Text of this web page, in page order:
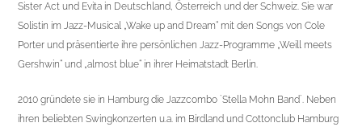
Sister Act und Evita in Deutschland, Österreich und der Schweiz. Sie war
Solistin im Jazz-Musical „Wake up and Dream“ mit den Songs von Cole
Porter und präsentierte ihre persönlichen Jazz-Programme „Weill meets
Gershwin“ und „almost blue“ in ihrer Heimatstadt Berlin.
2010 gründete sie in Hamburg die Jazzcombo `Stella Mohn Band`. Neben
ihren beliebten Swingkonzerten u.a. im Birdland und Cottonclub Hamburg